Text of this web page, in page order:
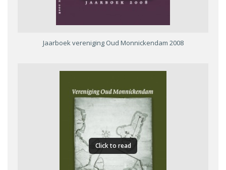
Jaarboek vereniging Oud Monnickendam 2008
Click to read